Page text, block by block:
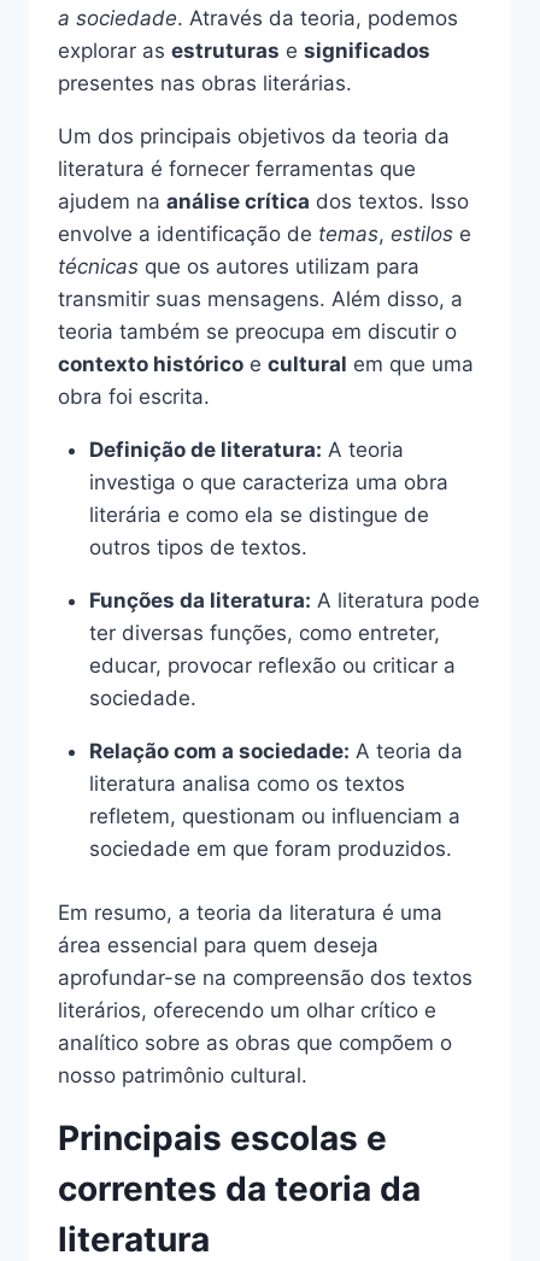
a sociedade. Através da teoria, podemos
explorar as estruturas e significados
presentes nas obras literárias.
Um dos principais objetivos da teoria da
literatura é fornecer ferramentas que
ajudem na análise crítica dos textos. Isso
envolve a identificação de temas, estilos e
técnicas que os autores utilizam para
transmitir suas mensagens. Além disso, a
teoria também se preocupa em discutir o
contexto histórico e cultural em que uma
obra foi escrita.
Definição de literatura: A teoria
investiga o que caracteriza uma obra
literária e como ela se distingue de
outros tipos de textos.
Funções da literatura: A literatura pode
ter diversas funções, como entreter,
educar, provocar reflexão ou criticar a
sociedade.
Relação com a sociedade: A teoria da
literatura analisa como os textos
refletem, questionam ou influenciam a
sociedade em que foram produzidos.
Em resumo, a teoria da literatura é uma
área essencial para quem deseja
aprofundar-se na compreensão dos textos
literários, oferecendo um olhar crítico e
analítico sobre as obras que compõem o
nosso patrimônio cultural.
Principais escolas e
correntes da teoria da
literatura